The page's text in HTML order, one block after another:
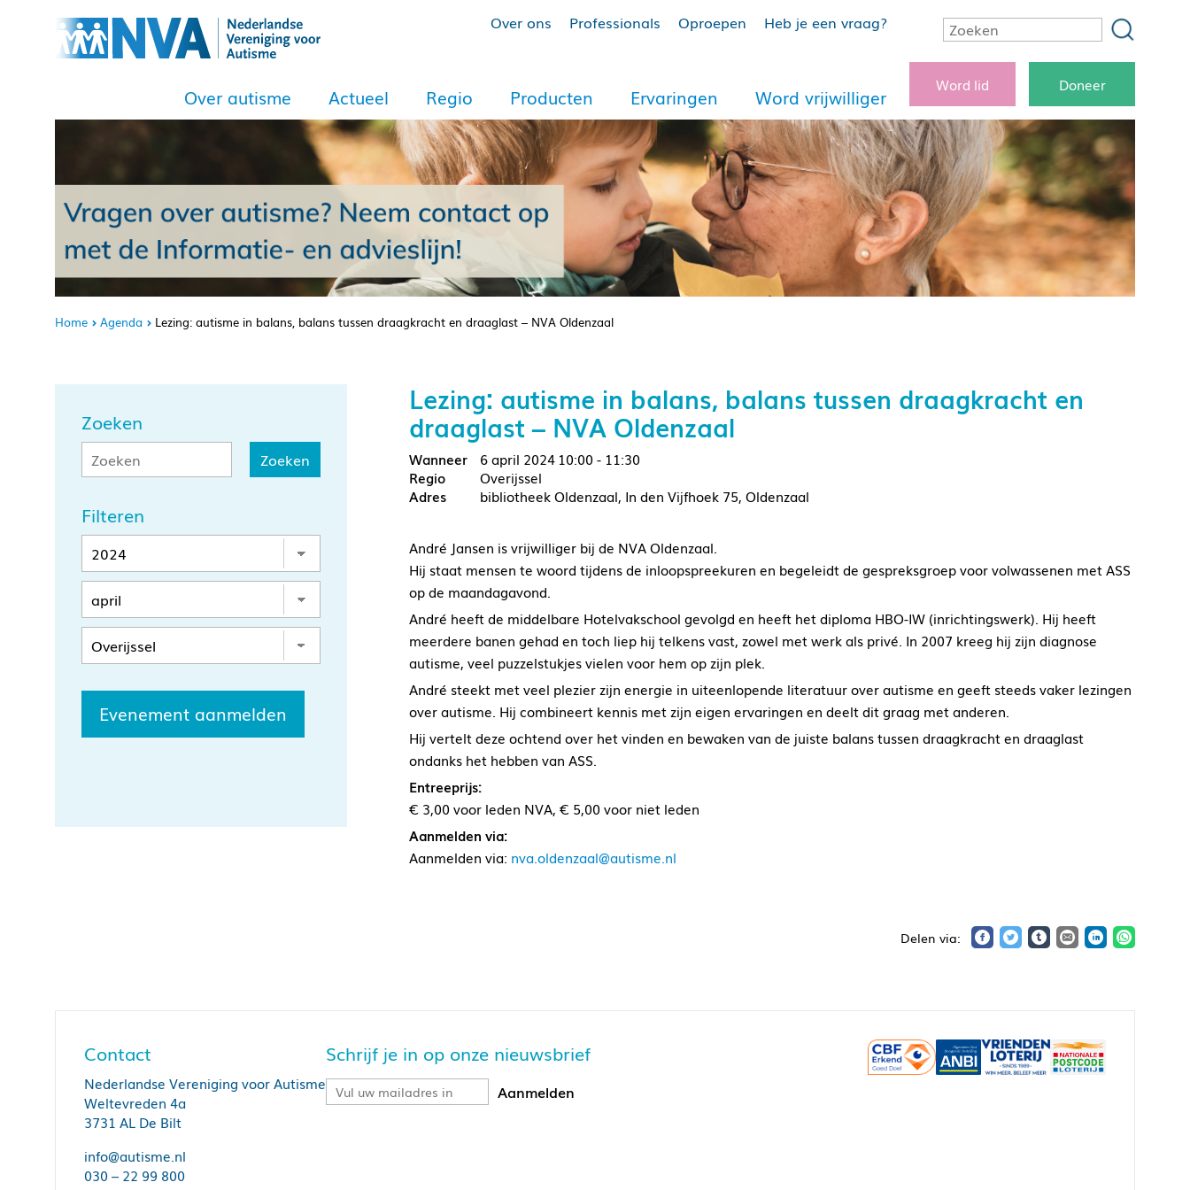
Over ons Professionals Oproepen Heb je een vraag?
Over autisme Actueel Regio Producten Ervaringen Word vrijwilliger
Word lid Doneer
Home Agenda Lezing: autisme in balans, balans tussen draagkracht en draaglast – NVA Oldenzaal
Zoeken
Filteren
Evenement aanmelden
Lezing: autisme in balans, balans tussen draagkracht en
draaglast – NVA Oldenzaal
6 april 2024 10:00 - 11:30
Overijssel
bibliotheek Oldenzaal, In den Vijfhoek 75, Oldenzaal
André Jansen is vrijwilliger bij de NVA Oldenzaal.
Hij staat mensen te woord tijdens de inloopspreekuren en begeleidt de gespreksgroep voor volwassenen met ASS
op de maandagavond.
André heeft de middelbare Hotelvakschool gevolgd en heeft het diploma HBO-IW (inrichtingswerk). Hij heeft
meerdere banen gehad en toch liep hij telkens vast, zowel met werk als privé. In 2007 kreeg hij zijn diagnose
autisme, veel puzzelstukjes vielen voor hem op zijn plek.
André steekt met veel plezier zijn energie in uiteenlopende literatuur over autisme en geeft steeds vaker lezingen
over autisme. Hij combineert kennis met zijn eigen ervaringen en deelt dit graag met anderen.
Hij vertelt deze ochtend over het vinden en bewaken van de juiste balans tussen draagkracht en draaglast
ondanks het hebben van ASS.
Entreeprijs:
€ 3,00 voor leden NVA, € 5,00 voor niet leden
Aanmelden via:
Aanmelden via: nva.oldenzaal@autisme.nl
Contact
Nederlandse Vereniging voor Autisme
Weltevreden 4a
3731 AL De Bilt
info@autisme.nl
030 – 22 99 800
Schrijf je in op onze nieuwsbrief